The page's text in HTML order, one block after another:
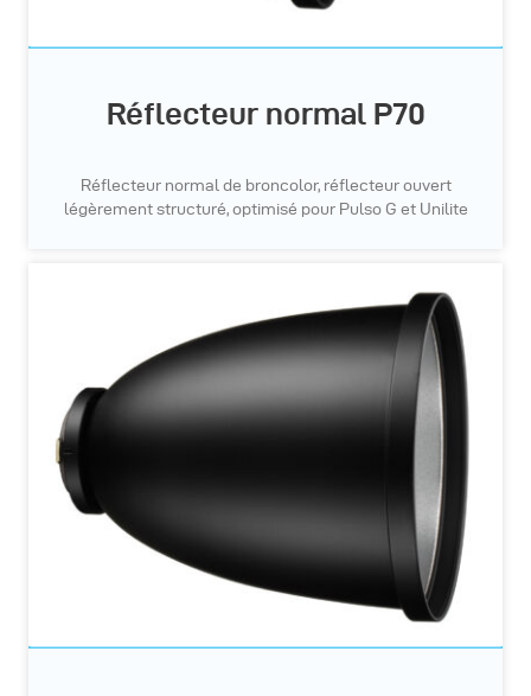
Réflecteur normal P70
Réflecteur normal de broncolor, réflecteur ouvert
légèrement structuré, optimisé pour Pulso G et Unilite